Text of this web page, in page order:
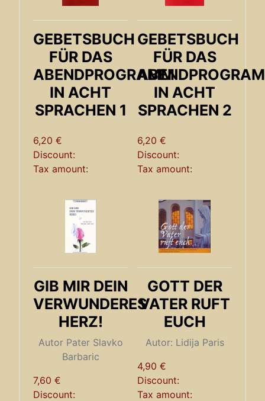
GEBETSBUCH
FÜR DAS
ABENDPROGRAMM
IN ACHT
SPRACHEN 1
6,20 €
Discount:
Tax amount:
GEBETSBUCH
FÜR DAS
IN ACHT
SPRACHEN 2
6,20 €
Discount:
Tax amount:
GIB MIR DEIN
VERWUNDERES
HERZ!
Autor Pater Slavko
Barbaric
7,60 €
Discount:
GOTT DER
VATER RUFT
EUCH
Autor: Lidija Paris
4,90 €
Discount:
Tax amount: